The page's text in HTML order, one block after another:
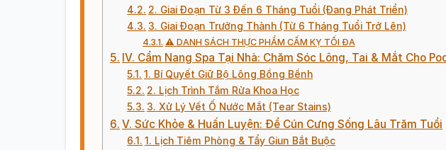
2. Giai Đoạn Từ 3 Đến 6 Tháng Tuổi (Đang Phát Triển)
3. Giai Đoạn Trưởng Thành (Từ 6 Tháng Tuổi Trở Lên)
⚠️ DANH SÁCH THỰC PHẨM CẤM KỴ TỐI ĐA
IV. Cẩm Nang Spa Tại Nhà: Chăm Sóc Lông, Tai & Mắt Cho
1. Bí Quyết Giữ Bộ Lông Bồng Bềnh
2. Lịch Trình Tắm Rửa Khoa Học
3. Xử Lý Vết Ố Nước Mắt (Tear Stains)
V. Sức Khỏe & Huấn Luyện: Để Cún Cưng Sống Lâu Trăm Tuổi
1. Lịch Tiêm Phòng & Tẩy Giun Bắt Buộc